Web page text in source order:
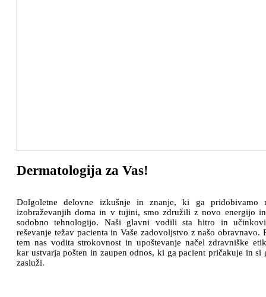
Dermatologija za Vas!
Dolgoletne delovne izkušnje in znanje, ki ga pridobivamo
izobraževanjih doma in v tujini, smo združili z novo energijo
sodobno tehnologijo. Naši glavni vodili sta hitro in
reševanje težav pacienta in Vaše zadovoljstvo z našo obravnavo.
tem nas vodita strokovnost in upoštevanje načel zdravniške
kar ustvarja pošten in zaupen odnos, ki ga pacient pričakuje in si
zasluži.